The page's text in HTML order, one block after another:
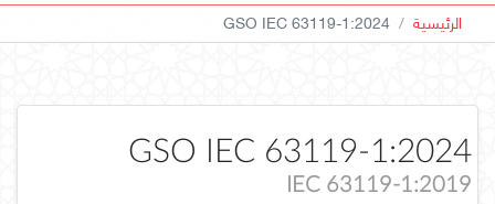
الرئيسية GSO IEC 63119-1:2024
GSO IEC 63119-1:2024
IEC 63119-1:2019